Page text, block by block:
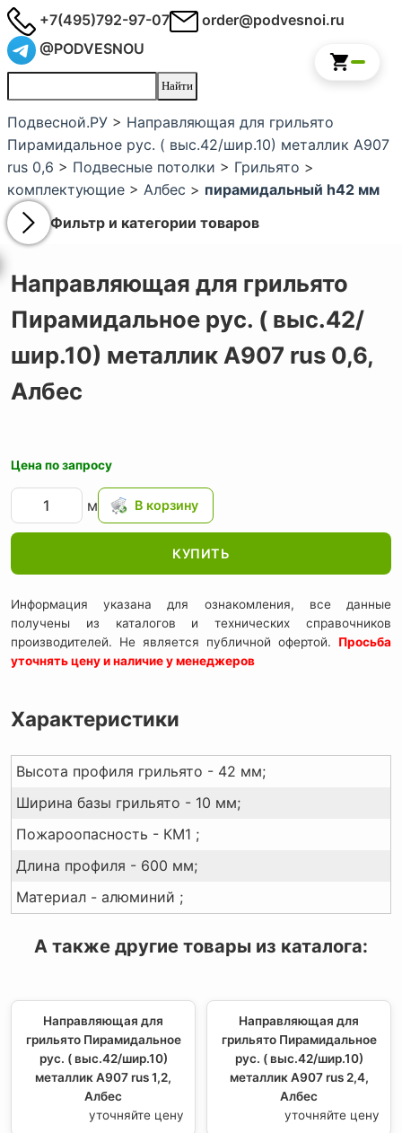
+7(495)792-97-07
order@podvesnoi.ru
@PODVESNOU
Подвесной.РУ > Направляющая для грильято
Пирамидальное рус. ( выс.42/шир.10) металлик А907
rus 0,6 > Подвесные потолки > Грильято >
комплектующие > Албес > пирамидальный h42 мм
Фильтр и категории товаров
Направляющая для грильято
Пирамидальное рус. ( выс.42/
шир.10) металлик А907 rus 0,6,
Албес
Цена по запросу
м
КУПИТЬ
Информация указана для ознакомления, все данные
получены из каталогов и технических справочников
производителей. Не является публичной офертой. Просьба
уточнять цену и наличие у менеджеров
Характеристики
Высота профиля грильято - 42 мм;
Ширина базы грильято - 10 мм;
Пожароопасность - КМ1 ;
Длина профиля - 600 мм;
Материал - алюминий ;
А также другие товары из каталога:
Направляющая для
грильято Пирамидальное
рус. ( выс.42/шир.10)
металлик А907 rus 1,2,
Албес
уточняйте цену
Направляющая для
грильято Пирамидальное
рус. ( выс.42/шир.10)
металлик А907 rus 2,4,
Албес
уточняйте цену